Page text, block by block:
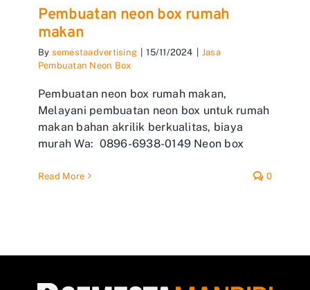
Pembuatan neon box rumah
makan
By semestaadvertising 15/11/2024
Jasa
Pembuatan Neon Box
Pembuatan neon box rumah makan,
Melayani pembuatan neon box untuk rumah
makan bahan akrilik berkualitas, biaya
murah Wa: 0896-6938-0149 Neon box
Read More 0